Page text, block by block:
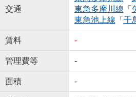
交通
東急多摩川線 「
東急池上線 「 千
賃料 -
管理費等 -
面積 -